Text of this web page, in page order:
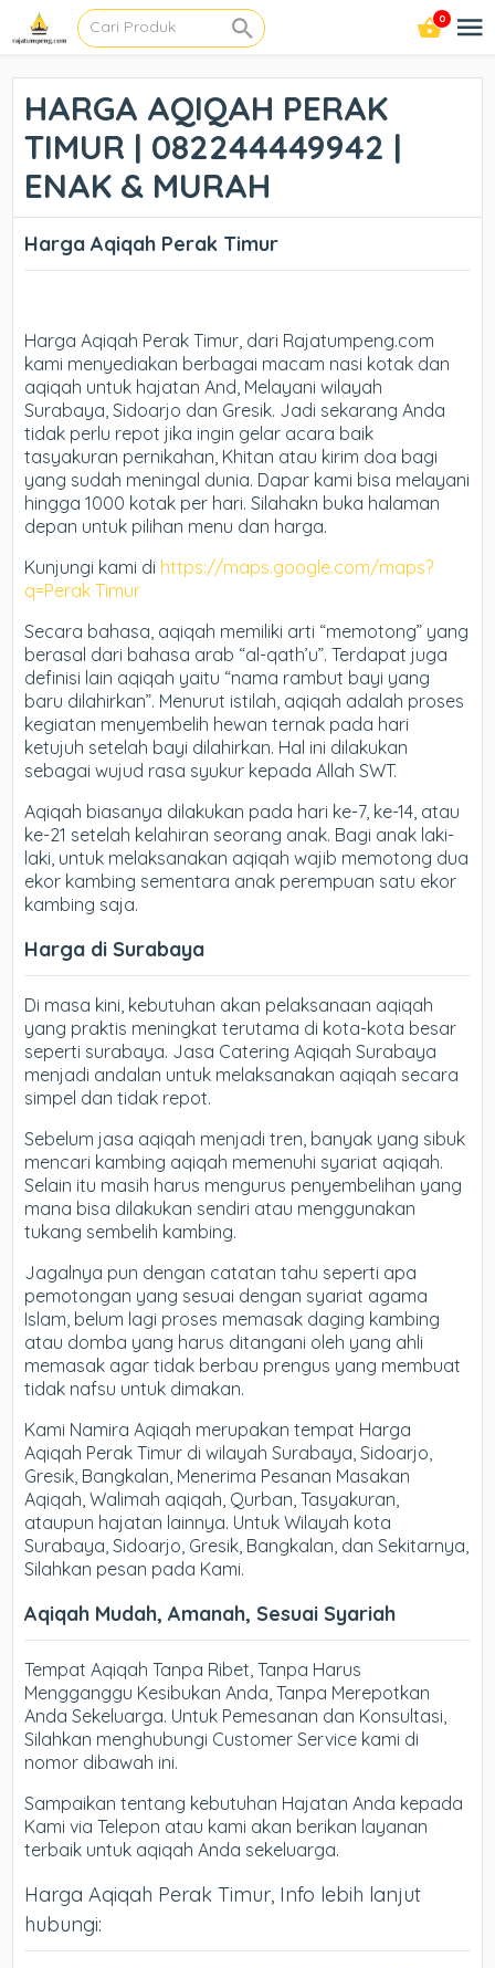
0
HARGA AQIQAH PERAK
TIMUR | 082244449942 |
ENAK & MURAH
Harga Aqiqah Perak Timur
Harga Aqiqah Perak Timur, dari Rajatumpeng.com
kami menyediakan berbagai macam nasi kotak dan
aqiqah untuk hajatan And, Melayani wilayah
Surabaya, Sidoarjo dan Gresik. Jadi sekarang Anda
tidak perlu repot jika ingin gelar acara baik
tasyakuran pernikahan, Khitan atau kirim doa bagi
yang sudah meningal dunia. Dapar kami bisa melayani
hingga 1000 kotak per hari. Silahakn buka halaman
depan untuk pilihan menu dan harga.
Kunjungi kami di https://maps.google.com/maps?
q=Perak Timur
Secara bahasa, aqiqah memiliki arti “memotong” yang
berasal dari bahasa arab “al-qath’u”. Terdapat juga
definisi lain aqiqah yaitu “nama rambut bayi yang
baru dilahirkan”. Menurut istilah, aqiqah adalah proses
kegiatan menyembelih hewan ternak pada hari
ketujuh setelah bayi dilahirkan. Hal ini dilakukan
sebagai wujud rasa syukur kepada Allah SWT.
Aqiqah biasanya dilakukan pada hari ke-7, ke-14, atau
ke-21 setelah kelahiran seorang anak. Bagi anak laki-
laki, untuk melaksanakan aqiqah wajib memotong dua
ekor kambing sementara anak perempuan satu ekor
kambing saja.
Harga di Surabaya
Di masa kini, kebutuhan akan pelaksanaan aqiqah
yang praktis meningkat terutama di kota-kota besar
seperti surabaya. Jasa Catering Aqiqah Surabaya
menjadi andalan untuk melaksanakan aqiqah secara
simpel dan tidak repot.
Sebelum jasa aqiqah menjadi tren, banyak yang sibuk
mencari kambing aqiqah memenuhi syariat aqiqah.
Selain itu masih harus mengurus penyembelihan yang
mana bisa dilakukan sendiri atau menggunakan
tukang sembelih kambing.
Jagalnya pun dengan catatan tahu seperti apa
pemotongan yang sesuai dengan syariat agama
Islam, belum lagi proses memasak daging kambing
atau domba yang harus ditangani oleh yang ahli
memasak agar tidak berbau prengus yang membuat
tidak nafsu untuk dimakan.
Kami Namira Aqiqah merupakan tempat Harga
Aqiqah Perak Timur di wilayah Surabaya, Sidoarjo,
Gresik, Bangkalan, Menerima Pesanan Masakan
Aqiqah, Walimah aqiqah, Qurban, Tasyakuran,
ataupun hajatan lainnya. Untuk Wilayah kota
Surabaya, Sidoarjo, Gresik, Bangkalan, dan Sekitarnya,
Silahkan pesan pada Kami.
Aqiqah Mudah, Amanah, Sesuai Syariah
Tempat Aqiqah Tanpa Ribet, Tanpa Harus
Mengganggu Kesibukan Anda, Tanpa Merepotkan
Anda Sekeluarga. Untuk Pemesanan dan Konsultasi,
Silahkan menghubungi Customer Service kami di
nomor dibawah ini.
Sampaikan tentang kebutuhan Hajatan Anda kepada
Kami via Telepon atau kami akan berikan layanan
terbaik untuk aqiqah Anda sekeluarga.
Harga Aqiqah Perak Timur, Info lebih lanjut
hubungi: